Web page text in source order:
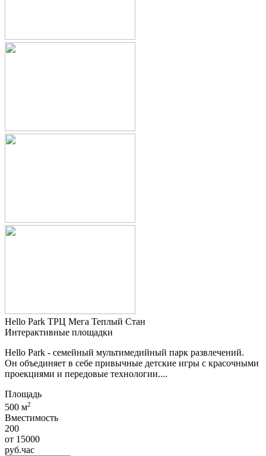
Hello Park ТРЦ Мега Теплый Стан
Интерактивные площадки
Hello Park - семейный мультимедийный парк развлечений.
Он объединяет в себе привычные детские игры с красочными
проекциями и передовые технологии....
Площадь
500 м2
Вместимость
200
от 15000
руб.час